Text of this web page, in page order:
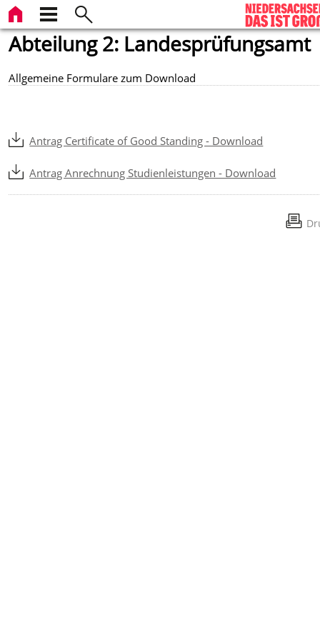
Abteilung 2: Landesprüfungsamt
Allgemeine Formulare zum Download
Antrag Certificate of Good Standing - Download
Antrag Anrechnung Studienleistungen - Download